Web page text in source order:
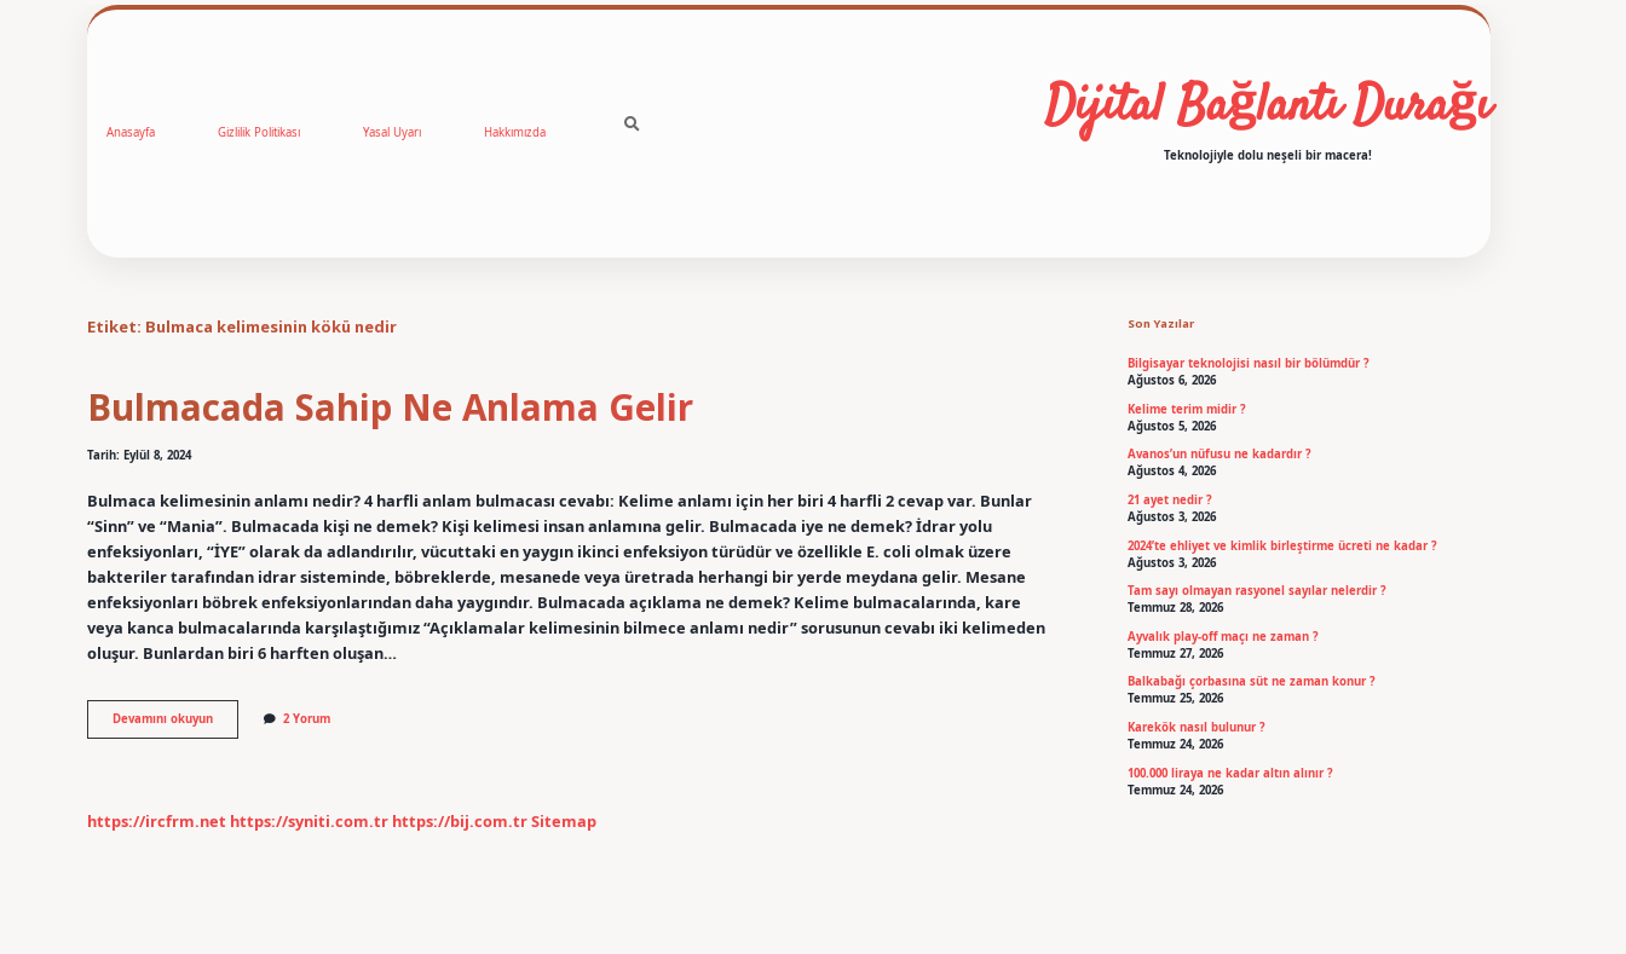
Anasayfa Gizlilik Politikası Yasal Uyarı Hakkımızda Dijital Bağlantı Durağı
Teknolojiyle dolu neşeli bir macera!
Etiket: Bulmaca kelimesinin kökü nedir
Bulmacada Sahip Ne Anlama Gelir
Tarih: Eylül 8, 2024
Bulmaca kelimesinin anlamı nedir? 4 harfli anlam bulmacası cevabı: Kelime anlamı için her biri 4 harfli 2 cevap var. Bunlar
“Sinn” ve “Mania”. Bulmacada kişi ne demek? Kişi kelimesi insan anlamına gelir. Bulmacada iye ne demek? İdrar yolu
enfeksiyonları, “İYE” olarak da adlandırılır, vücuttaki en yaygın ikinci enfeksiyon türüdür ve özellikle E. coli olmak üzere
bakteriler tarafından idrar sisteminde, böbreklerde, mesanede veya üretrada herhangi bir yerde meydana gelir. Mesane
enfeksiyonları böbrek enfeksiyonlarından daha yaygındır. Bulmacada açıklama ne demek? Kelime bulmacalarında, kare
veya kanca bulmacalarında karşılaştığımız “Açıklamalar kelimesinin bilmece anlamı nedir” sorusunun cevabı iki kelimeden
oluşur. Bunlardan biri 6 harften oluşan…
Devamını okuyunBulmacada
Sahip
2 Yorum
https://ircfrm.net https://syniti.com.tr https://bij.com.trSitemap
Son Yazılar
Bilgisayar teknolojisi nasıl bir bölümdür ?
Ağustos 6, 2026
Kelime terim midir ?
Ağustos 5, 2026
Avanos’un nüfusu ne kadardır ?
Ağustos 4, 2026
21 ayet nedir ?
Ağustos 3, 2026
2024’te ehliyet ve kimlik birleştirme ücreti ne kadar ?
Ağustos 3, 2026
Tam sayı olmayan rasyonel sayılar nelerdir ?
Temmuz 28, 2026
Ayvalık play-off maçı ne zaman ?
Temmuz 27, 2026
Balkabağı çorbasına süt ne zaman konur ?
Temmuz 25, 2026
Karekök nasıl bulunur ?
Temmuz 24, 2026
100.000 liraya ne kadar altın alınır ?
Temmuz 24, 2026